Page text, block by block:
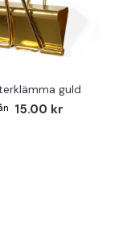
guld
15.00 kr